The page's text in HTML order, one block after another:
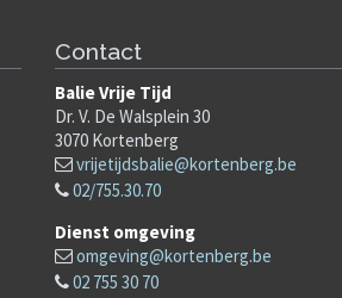
Contact
Balie Vrije Tijd
Dr. V. De Walsplein 30
3070 Kortenberg
vrijetijdsbalie@kortenberg.be
02/755.30.70
Dienst omgeving
omgeving@kortenberg.be
02 755 30 70